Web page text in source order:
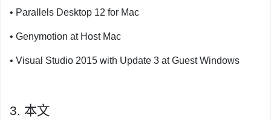
• Parallels Desktop 12 for Mac
• Genymotion at Host Mac
• Visual Studio 2015 with Update 3 at Guest Windows
3. 本文